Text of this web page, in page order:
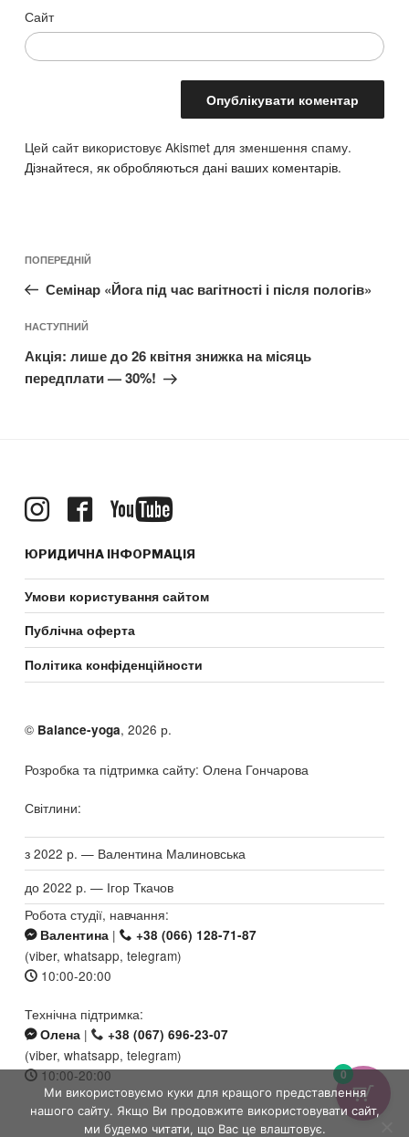
Сайт
Цей сайт використовує Akismet для зменшення спаму.
Дізнайтеся, як обробляються дані ваших коментарів.
Навігація
записів
Попередній
ПОПЕРЕДНІЙ
Семінар «Йога під час вагітності і після пологів»
Наступний
допис
НАСТУПНИЙ
Акція: лише до 26 квітня знижка на місяць
передплати — 30%!
ЮРИДИЧНА ІНФОРМАЦІЯ
Умови користування сайтом
Публічна оферта
Політика конфіденційности
© Balance-yoga, 2026 р.
Розробка та підтримка сайту: Олена Гончарова
Світлини:
з 2022 р. — Валентина Малиновська
до 2022 р. — Ігор Ткачов
Робота студії, навчання:
Валентина | +38 (066) 128-71-87
(viber, whatsapp, telegram)
10:00-20:00
Технічна підтримка:
Олена | +38 (067) 696-23-07
(viber, whatsapp, telegram)
10:00-20:00
0
Ми використовуємо куки для кращого представлення
нашого сайту. Якщо Ви продовжите використовувати сайт,
ми будемо читати, що Вас це влаштовує.